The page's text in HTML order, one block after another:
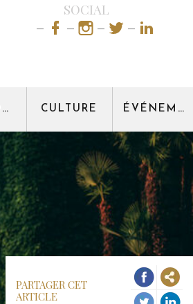
SOCIAL
GASTRONOMIE CULTURE ÉVÉNEMENT
PARTAGER CET
ARTICLE